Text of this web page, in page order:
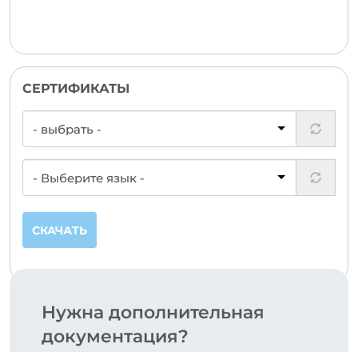
СЕРТИФИКАТЫ
СКАЧАТЬ
Нужна дополнительная
документация?